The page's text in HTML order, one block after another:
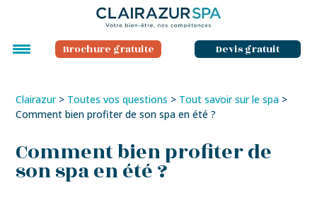
Brochure gratuite Devis gratuit
Clairazur> Toutes vos questions > Tout savoir sur le spa >
Comment bien profiter de son spa en été ?
Comment bien profiter de
son spa en été ?